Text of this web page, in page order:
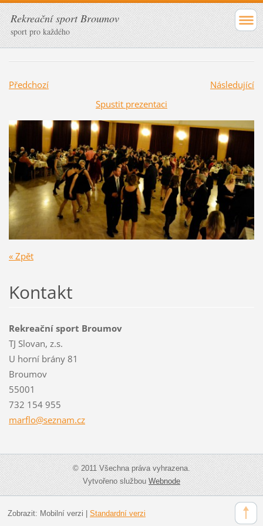
Rekreační sport Broumov
sport pro každého
Předchozí
Následující
Spustit prezentaci
« Zpět
Kontakt
Rekreační sport Broumov
TJ Slovan, z.s.
U horní brány 81
Broumov
55001
732 154 955
marflo@seznam.cz
© 2011 Všechna práva vyhrazena.
Vytvořeno službouWebnode
Zobrazit: Mobilní verzi Standardní verzi